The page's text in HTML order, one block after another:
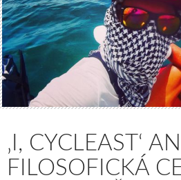
‚I, CYCLEAST‘
FILOSOFICKÁ